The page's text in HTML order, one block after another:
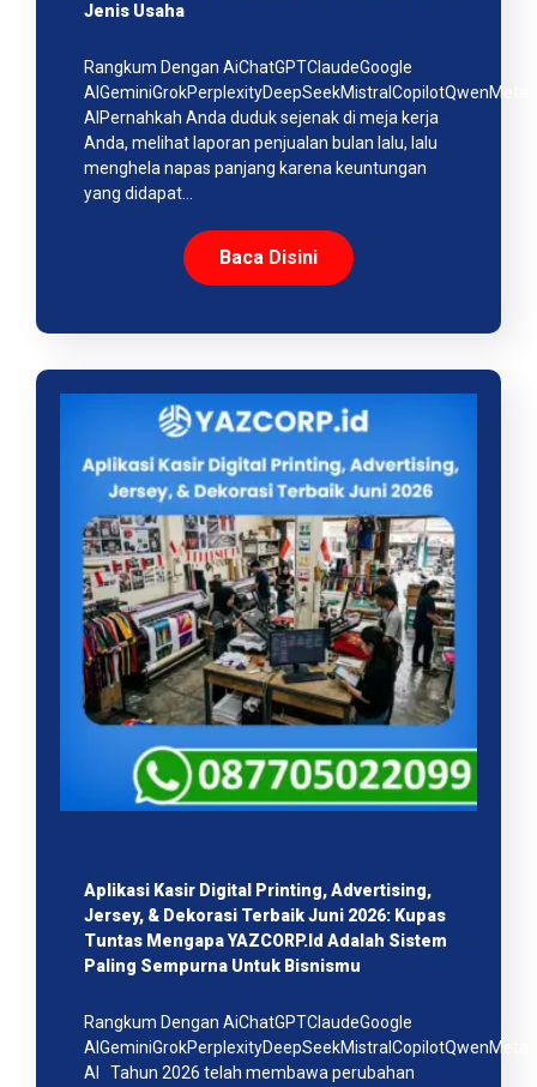
Jenis Usaha
Rangkum Dengan AiChatGPTClaudeGoogle
AIGeminiGrokPerplexityDeepSeekMistralCopilotQwenMeta
AIPernahkah Anda duduk sejenak di meja kerja
Anda, melihat laporan penjualan bulan lalu, lalu
menghela napas panjang karena keuntungan
yang didapat…
Baca Disini
Aplikasi Kasir Digital Printing, Advertising,
Jersey, & Dekorasi Terbaik Juni 2026: Kupas
Tuntas Mengapa YAZCORP.id Adalah Sistem
Paling Sempurna Untuk Bisnismu
Rangkum Dengan AiChatGPTClaudeGoogle
AIGeminiGrokPerplexityDeepSeekMistralCopilotQwenMeta
AI Tahun 2026 telah membawa perubahan